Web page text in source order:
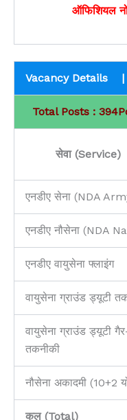
ऑफिशियल
Vacancy Details |
Total Posts :
सेवा (Service)
एनडीए सेना (NDA
एनडीए नौसेना (NDA
एनडीए वायुसेना फ्लाइंग
वायुसेना ग्राउंड ड्यूटी
वायुसेना ग्राउंड ड्यूटी
तकनीकी
नौसेना अकादमी (10+2
कुल (Total)